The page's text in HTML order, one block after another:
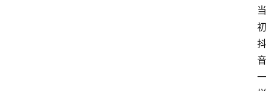
当
初
抖
音
一